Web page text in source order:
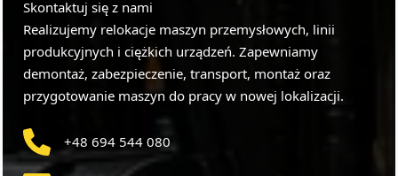
Skontaktuj się z nami
Realizujemy relokacje maszyn przemysłowych, linii
produkcyjnych i ciężkich urządzeń. Zapewniamy
demontaż, zabezpieczenie, transport, montaż oraz
przygotowanie maszyn do pracy w nowej lokalizacji.
+48 694 544 080